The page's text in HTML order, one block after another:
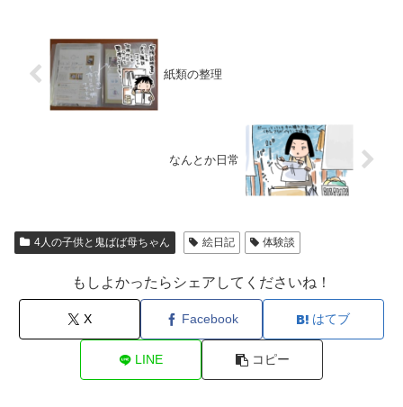
紙類の整理
なんとか日常
4人の子供と鬼ばば母ちゃん 絵日記 体験談
もしよかったらシェアしてくださいね！
X Facebook はてブ
LINE コピー